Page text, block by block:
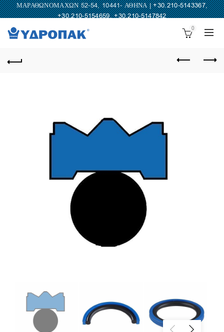
ΜΑΡΑΘΩΝΟΜΑΧΩΝ 52-54, 10441- ΑΘΗΝΑ |+30.210-5143367,
+30.210-5154659,+30.210-5147842
0